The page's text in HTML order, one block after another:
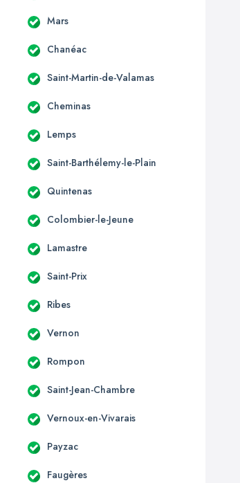
Mars
Chanéac
Saint-Martin-de-Valamas
Cheminas
Lemps
Saint-Barthélemy-le-Plain
Quintenas
Colombier-le-Jeune
Lamastre
Saint-Prix
Ribes
Vernon
Rompon
Saint-Jean-Chambre
Vernoux-en-Vivarais
Payzac
Faugères